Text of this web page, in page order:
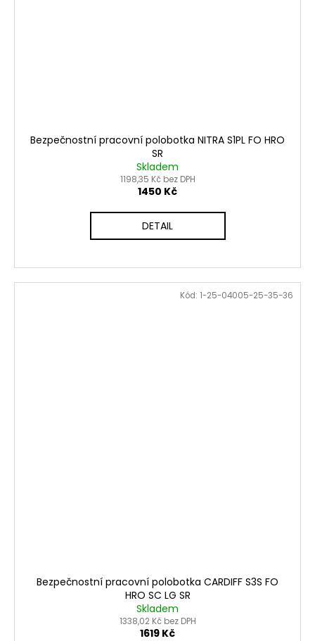
Bezpečnostní pracovní polobotka NITRA S1PL FO HRO
SR
Skladem
1198,35 Kč bez DPH
1450 Kč
DETAIL
Bezpečnostní pracovní polobotka CARDIFF S3S FO
HRO SC LG SR
Skladem
1338,02 Kč bez DPH
1619 Kč
Kód: 1-25-04005-25-35-36